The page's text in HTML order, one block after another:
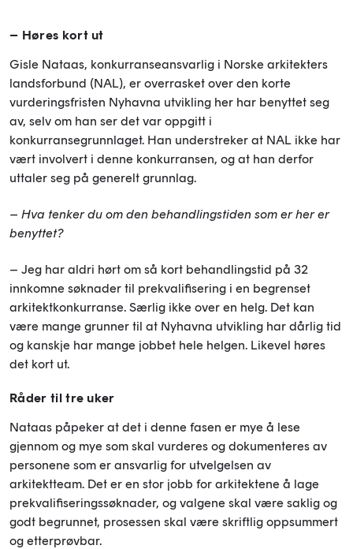
– Høres kort ut
Gisle Nataas, konkurranseansvarlig i Norske arkitekters
landsforbund (NAL), er overrasket over den korte
vurderingsfristen Nyhavna utvikling her har benyttet seg
av, selv om han ser det var oppgitt i
konkurransegrunnlaget. Han understreker at NAL ikke har
vært involvert i denne konkurransen, og at han derfor
uttaler seg på generelt grunnlag.
– Hva tenker du om den behandlingstiden som er her er
benyttet?
– Jeg har aldri hørt om så kort behandlingstid på 32
innkomne søknader til prekvalifisering i en begrenset
arkitektkonkurranse. Særlig ikke over en helg. Det kan
være mange grunner til at Nyhavna utvikling har dårlig tid
og kanskje har mange jobbet hele helgen. Likevel høres
det kort ut.
Råder til tre uker
Nataas påpeker at det i denne fasen er mye å lese
gjennom og mye som skal vurderes og dokumenteres av
personene som er ansvarlig for utvelgelsen av
arkitektteam. Det er en stor jobb for arkitektene å lage
prekvalifiseringssøknader, og valgene skal være saklig og
godt begrunnet, prosessen skal være skriftlig oppsummert
og etterprøvbar.